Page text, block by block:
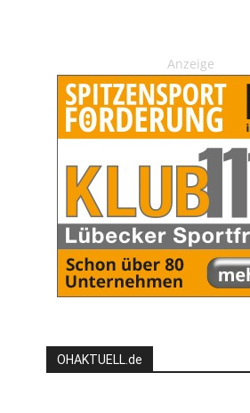
Anzeige
OHAKTUELL.de